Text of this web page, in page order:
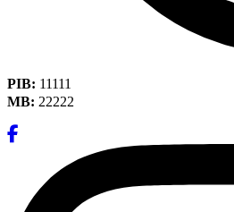
PIB: 11111
MB: 22222